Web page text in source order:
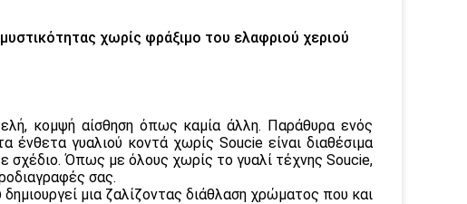
χωρίς φράξιμο του ελαφριού χεριού
κομψή αίσθηση όπως καμία άλλη. Παράθυρα ενός
ένθετα γυαλιού κοντά χωρίς Soucie είναι διαθέσιμα
σχέδιο. Όπως με όλους χωρίς το γυαλί τέχνης Soucie,
σας.
μια ζαλίζοντας διάθλαση χρώματος που και